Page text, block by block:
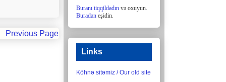
Previous Page
Buranı tiqqildadın və oxuyun.
Buradan eşidin.
Links
Köhnə sitəmiz / Our old site